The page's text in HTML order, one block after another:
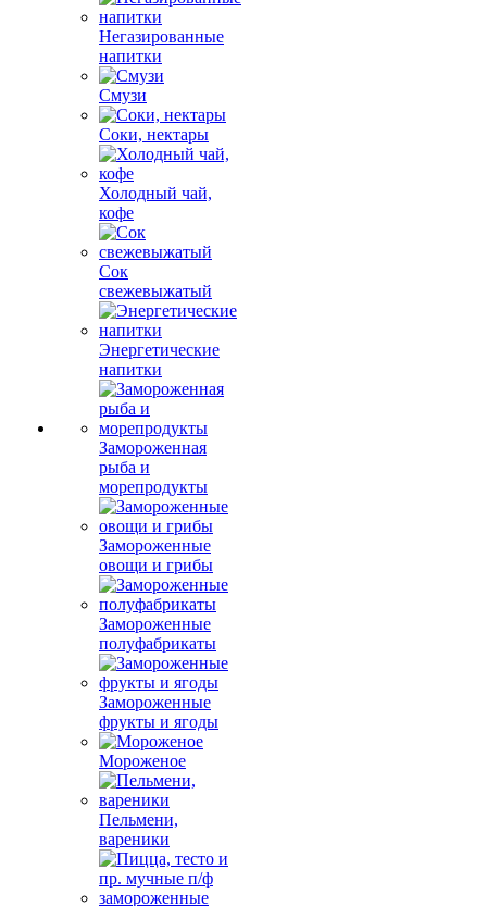
Негазированные
напитки
Смузи
Соки, нектары
Холодный чай,
кофе
Сок
свежевыжатый
Энергетические
напитки
Замороженная
рыба и
морепродукты
Замороженные
овощи и грибы
Замороженные
полуфабрикаты
Замороженные
фрукты и ягоды
Мороженое
Пельмени,
вареники